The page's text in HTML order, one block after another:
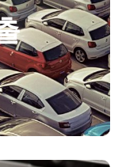
을 보내신다면 일
것 보다 더욱 많은
.